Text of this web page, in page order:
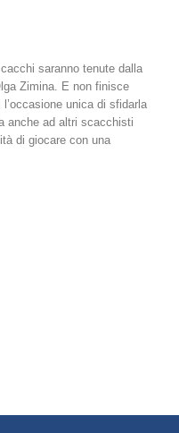
saranno tenute dalla
Zimina. E non finisce
unica di sfidarla
anche ad altri scacchisti
di giocare con una